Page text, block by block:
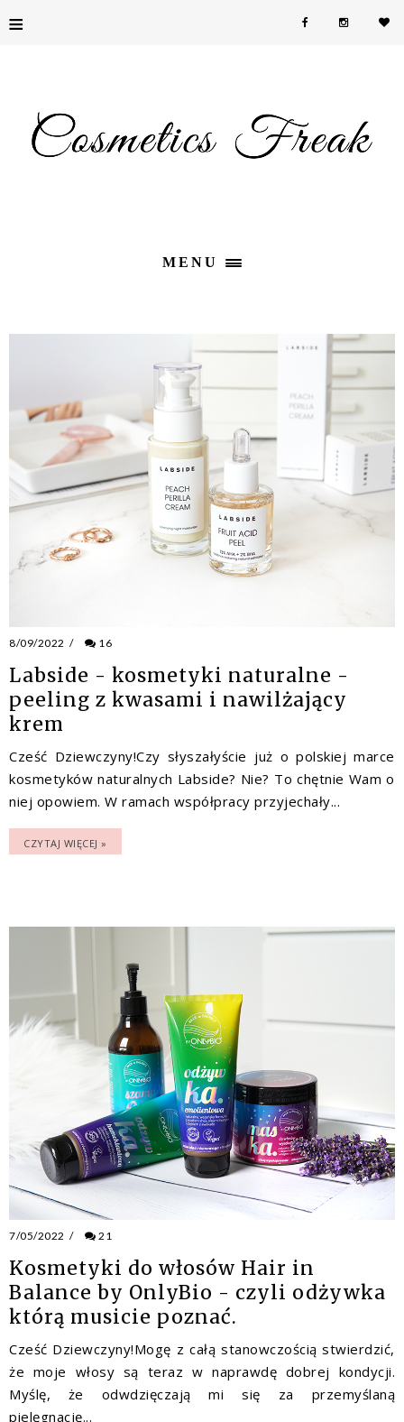
≡
MENU
8/09/2022 / 16
Labside - kosmetyki naturalne -
peeling z kwasami i nawilżający
krem
Cześć Dziewczyny!Czy słyszałyście już o polskiej marce
kosmetyków naturalnych Labside? Nie? To chętnie Wam o
niej opowiem. W ramach współpracy przyjechały...
CZYTAJ WIĘCEJ »
7/05/2022 / 21
Kosmetyki do włosów Hair in
Balance by OnlyBio - czyli odżywka
którą musicie poznać.
Cześć Dziewczyny!Mogę z całą stanowczością stwierdzić,
że moje włosy są teraz w naprawdę dobrej kondycji.
Myślę, że odwdzięczają mi się za przemyślaną
pielęgnację...